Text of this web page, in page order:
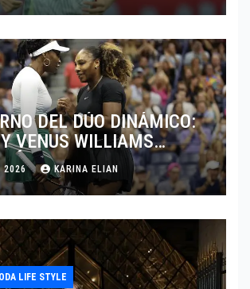
DEL DÚO DINÁMICO:
VENUS WILLIAMS
LOS DOBLES EN
2026
2026 KARINA ELIAN
LIFE STYLE